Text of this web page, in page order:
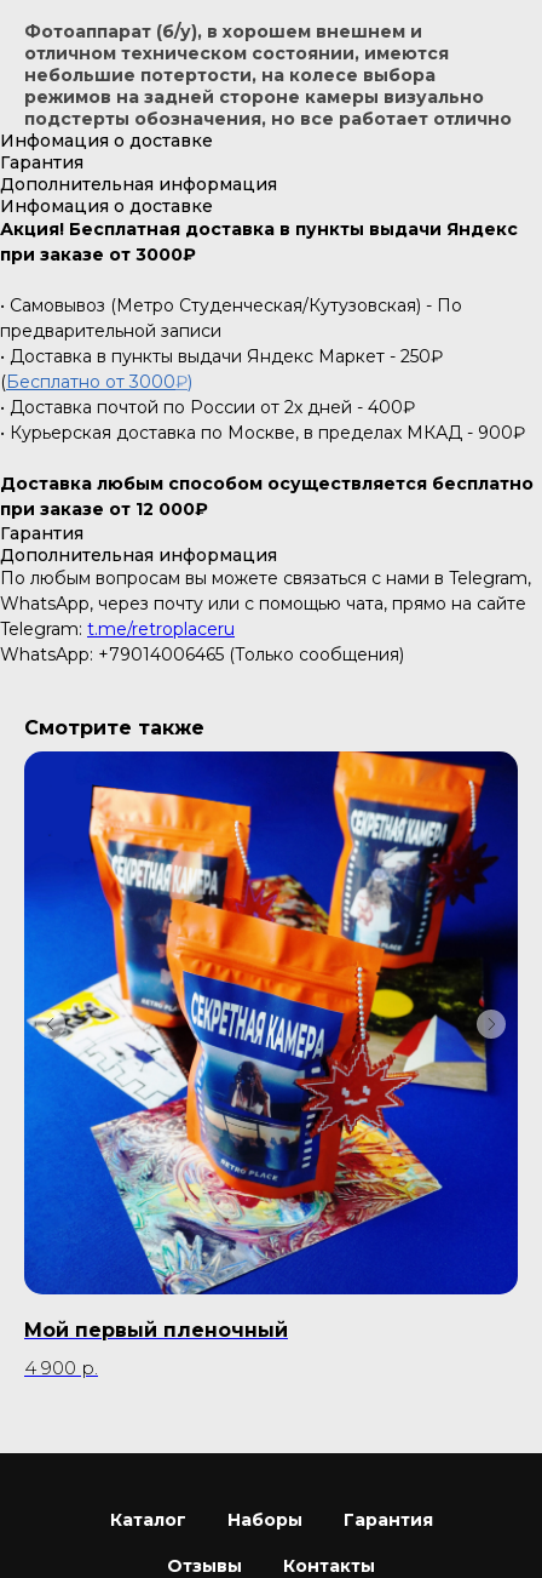
Фотоаппарат (б/у), в хорошем внешнем и
отличном техническом состоянии, имеются
небольшие потертости, на колесе выбора
режимов на задней стороне камеры визуально
подстерты обозначения, но все работает отлично
Инфомация о доставке
Гарантия
Дополнительная информация
Инфомация о доставке
Акция! Бесплатная доставка в пункты выдачи Яндекс
при заказе от 3000₽
• Самовывоз (Метро Студенческая/Кутузовская) - По
предварительной записи
• Доставка в пункты выдачи Яндекс Маркет - 250₽
(Бесплатно от 3000₽)
• Доставка почтой по России от 2х дней - 400₽
• Курьерская доставка по Москве, в пределах МКАД - 900₽
Доставка любым способом осуществляется бесплатно
при заказе от 12 000₽
Гарантия
Дополнительная информация
По любым вопросам вы можете связаться с нами в Telegram,
WhatsApp, через почту или с помощью чата, прямо на сайте
Telegram: t.me/retroplaceru
WhatsApp: +79014006465 (Только сообщения)
Смотрите также
Мой первый пленочный
4 900 р.
Каталог Наборы Гарантия
Отзывы Контакты